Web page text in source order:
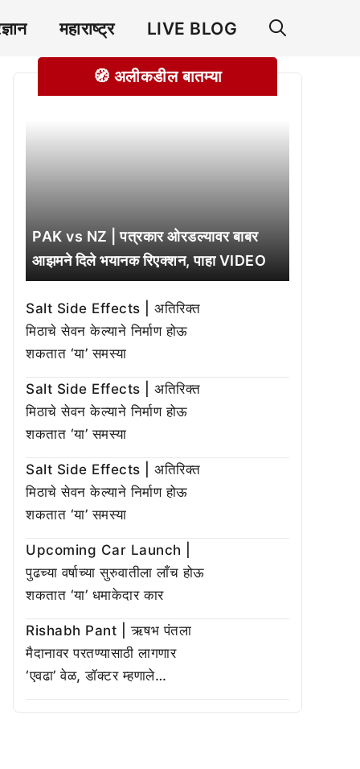
महाराष्ट्र LIVE BLOG
🧭 अलीकडील बातम्या
PAK vs NZ | पत्रकार ओरडल्यावर बाबर
आझमने दिले भयानक रिएक्शन, पाहा VIDEO
Salt Side Effects | अतिरिक्त
मिठाचे सेवन केल्याने निर्माण होऊ
शकतात ‘या’ समस्या
Salt Side Effects | अतिरिक्त
मिठाचे सेवन केल्याने निर्माण होऊ
शकतात ‘या’ समस्या
Salt Side Effects | अतिरिक्त
मिठाचे सेवन केल्याने निर्माण होऊ
शकतात ‘या’ समस्या
Upcoming Car Launch |
पुढच्या वर्षाच्या सुरुवातीला लाँच होऊ
शकतात ‘या’ धमाकेदार कार
Rishabh Pant | ऋषभ पंतला
मैदानावर परतण्यासाठी लागणार
‘एवढा’ वेळ, डॉक्टर म्हणाले…